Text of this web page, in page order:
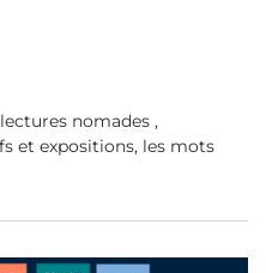
nomades ,
et expositions, les mots